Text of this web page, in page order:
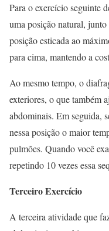
Para o exercício seguinte
uma posição natural,
posição esticada ao
para cima, mantendo a
Ao mesmo tempo, o
exteriores, o que também
abdominais. Em seguida,
nessa posição o maior
pulmões. Quando você
repetindo 10 vezes essa
Terceiro Exercício
A terceira atividade que